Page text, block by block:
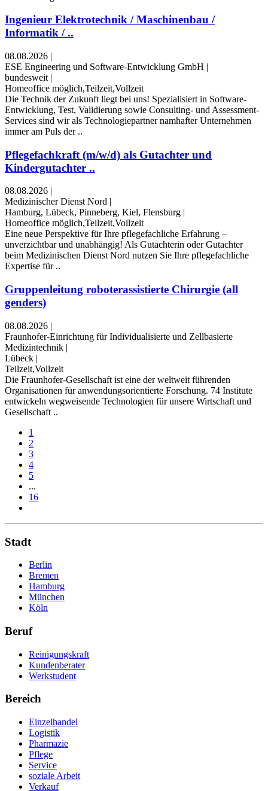
Ingenieur Elektrotechnik / Maschinenbau /
Informatik / ..
08.08.2026 |
ESE Engineering und Software-Entwicklung GmbH |
bundesweit |
Homeoffice möglich,Teilzeit,Vollzeit
Die Technik der Zukunft liegt bei uns! Spezialisiert in Software-
Entwicklung, Test, Validierung sowie Consulting- und Assessment-
Services sind wir als Technologiepartner namhafter Unternehmen
immer am Puls der ..
Pflegefachkraft (m/w/d) als Gutachter und
Kindergutachter ..
08.08.2026 |
Medizinischer Dienst Nord |
Hamburg, Lübeck, Pinneberg, Kiel, Flensburg |
Homeoffice möglich,Teilzeit,Vollzeit
Eine neue Perspektive für Ihre pflegefachliche Erfahrung –
unverzichtbar und unabhängig! Als Gutachterin oder Gutachter
beim Medizinischen Dienst Nord nutzen Sie Ihre pflegefachliche
Expertise für ..
Gruppenleitung roboterassistierte Chirurgie (all
genders)
08.08.2026 |
Fraunhofer-Einrichtung für Individualisierte und Zellbasierte
Medizintechnik |
Lübeck |
Teilzeit,Vollzeit
Die Fraunhofer-Gesellschaft ist eine der weltweit führenden
Organisationen für anwendungs­orientierte Forschung. 74 Institute
entwickeln weg­weisende Technologien für unsere Wirt­schaft und
Gesell­schaft ..
1
2
3
4
5
...
16
Stadt
Berlin
Bremen
Hamburg
München
Köln
Beruf
Reinigungskraft
Kundenberater
Werkstudent
Bereich
Einzelhandel
Logistik
Pharmazie
Pflege
Service
soziale Arbeit
Verkauf